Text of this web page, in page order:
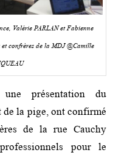
Valérie PARLAN et Fabienne
et confrères de la MDJ @Camille
une présentation du
la pige, ont confirmé
de la rue Cauchy
pour le